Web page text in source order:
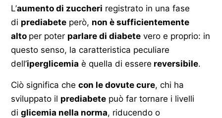
L’aumento di zuccheri registrato in una fase
di prediabete però, non è sufficientemente
alto per poter parlare di diabete vero e proprio: in
questo senso, la caratteristica peculiare
dell’iperglicemia è quella di essere reversibile.
Ciò significa che con le dovute cure, chi ha
sviluppato il prediabete può far tornare i livelli
di glicemia nella norma, riducendo o